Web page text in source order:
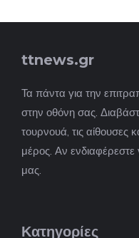
ttnews.gr
Τα πάντα για την
στην οθόνη σας.
τουρνουά, τις αίθουσες
μέρος. Αν ενδιαφέρεστε
μας.
Κατηγορίες